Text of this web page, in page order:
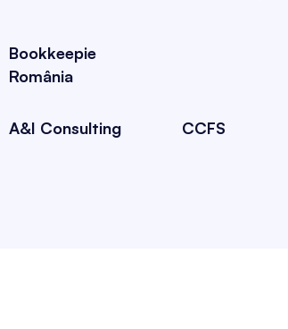
Bookkeepie
România
A&I Consulting CCFS